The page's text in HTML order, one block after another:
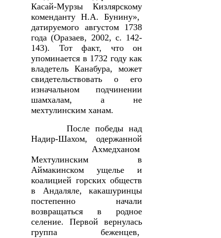
Касай-Мурзы Кизлярскому
коменданту Н.А. Бунину»,
датируемого августом 1738
года (Оразаев, 2002, с. 142-
143). Тот факт, что он
упоминается в 1732 году как
владетель Канабура, может
свидетельствовать о его
изначальном подчинении
шамхалам, а не
мехтулинским ханам.
После победы над
Надир-Шахом, одержанной
Ахмедханом
Мехтулинским в
Аймакинском ущелье и
коалицией горских обществ
в Андаляле, какашуринцы
постепенно начали
возвращаться в родное
селение. Первой вернулась
группа беженцев,